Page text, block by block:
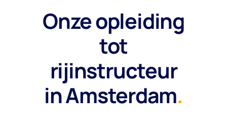
Onze opleiding
tot
rijinstructeur
in Amsterdam.